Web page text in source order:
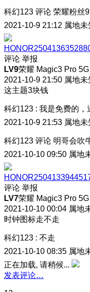
科幻123 评论 荣耀粉丝
2021-10-9 21:12 属地未
评论 举报
LV9荣耀 Magic3 Pro 5G
2021-10-9 21:50 属地未
这主题3块钱
科幻123 : 我是免费的，
2021-10-9 21:53 属地未
科幻123 评论 明哥会吹
2021-10-10 09:50 属地
评论 举报
LV7荣耀 Magic3 Pro 5G
2021-10-10 00:04 属地
时钟图标走不走
科幻123 : 不走
2021-10-10 08:35 属地
正在加载, 请稍候...
发表评论…